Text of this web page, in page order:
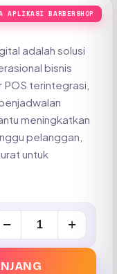
APLIKASI BARBERSHOP
adalah solusi
bisnis
terintegrasi,
meningkatkan
pelanggan,
untuk
− +